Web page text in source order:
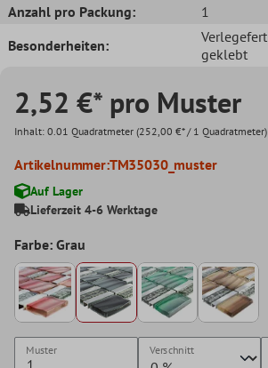
Anzahl pro Packung:
1
Besonderheiten:
geklebt
2,52 €* pro Muster
Inhalt: 0.01 Quadratmeter (252,00 €* / 1 Quadratmeter)
Artikelnummer:TM35030_muster
Auf Lager
Lieferzeit 4-6 Werktage
Farbe: Grau
Muster Verschnitt